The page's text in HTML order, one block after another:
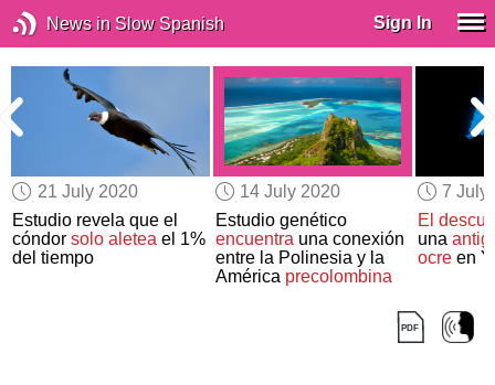
News in Slow Spanish Sign In
21 July 2020
Estudio revela que el
cóndorsolo aletea el 1%
del tiempo
14 July 2020
Estudio genético
encuentrauna conexión
entre la Polinesia y la
América precolombina
7 July
El
una
ocreen